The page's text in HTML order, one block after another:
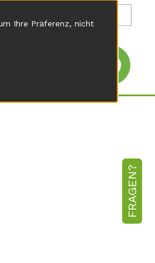
Ihre Präferenz, nicht
FRAGEN?